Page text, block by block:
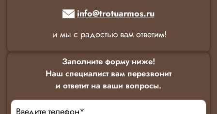
info@trotuarmos.ru
и мы с радостью вам ответим!
Заполните форму ниже!
Наш специалист вам перезвонит
и ответит на ваши вопросы.